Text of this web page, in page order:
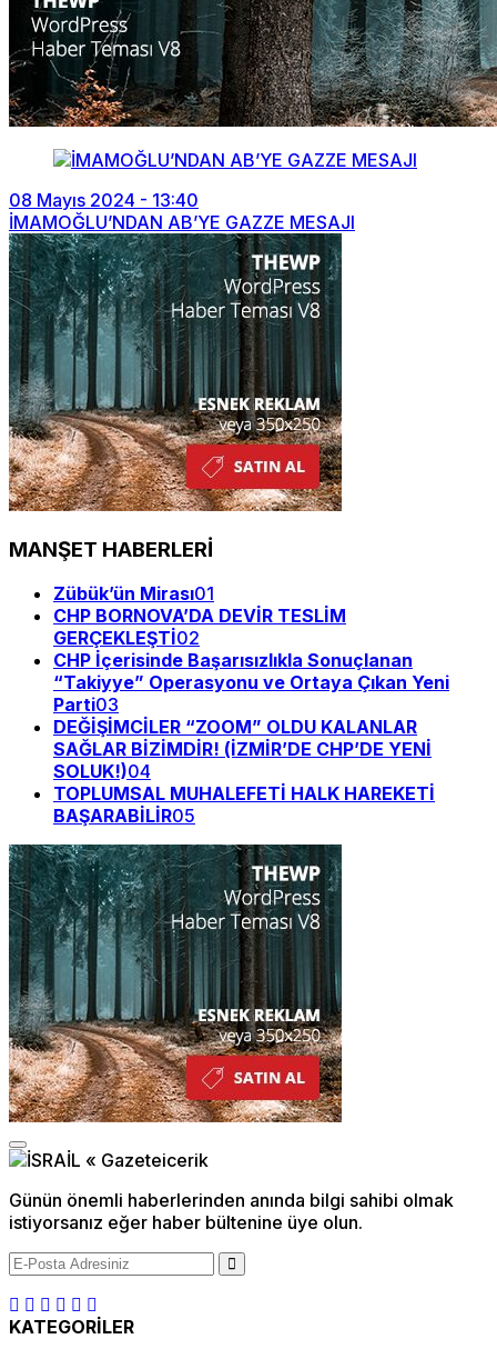
08 Mayıs 2024 - 13:40
İMAMOĞLU’NDAN AB’YE GAZZE MESAJI
MANŞET HABERLERİ
Zübük’ün Mirası01
CHP BORNOVA’DA DEVİR TESLİM
GERÇEKLEŞTİ02
CHP İçerisinde Başarısızlıkla Sonuçlanan
“Takiyye” Operasyonu ve Ortaya Çıkan Yeni
Parti03
DEĞİŞİMCİLER “ZOOM” OLDU KALANLAR
SAĞLAR BİZİMDİR! (İZMİR’DE CHP’DE YENİ
SOLUK!)04
TOPLUMSAL MUHALEFETİ HALK HAREKETİ
BAŞARABİLİR05
Günün önemli haberlerinden anında bilgi sahibi olmak
istiyorsanız eğer haber bültenine üye olun.
KATEGORİLER